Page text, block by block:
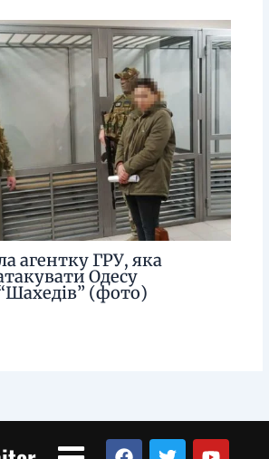
агентку ГРУ, яка
Одесу
(фото)
Menu
F
T
Y